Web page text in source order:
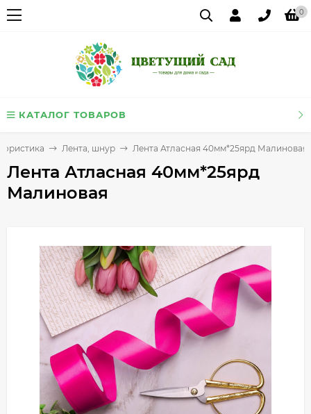
0
КАТАЛОГ ТОВАРОВ
Лента, шнур Лента Атласная 40мм*25ярд Малиновая
Лента Атласная 40мм*25ярд
Малиновая